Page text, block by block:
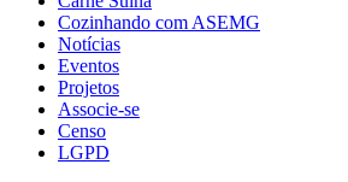
Cozinhando com ASEMG
Notícias
Eventos
Projetos
Associe-se
Censo
LGPD